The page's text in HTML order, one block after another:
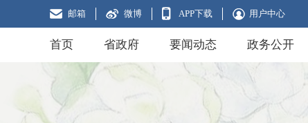
邮箱 微博 APP下载 用户中心
首页 省政府 要闻动态 政务公开